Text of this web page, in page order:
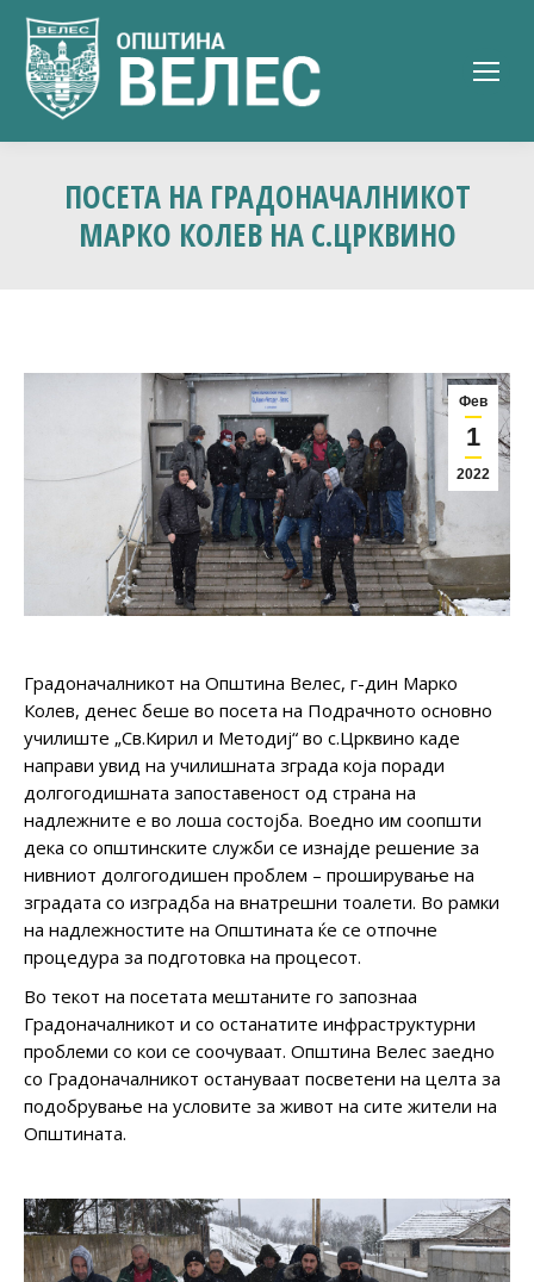
ПОСЕТА НА ГРАДОНАЧАЛНИКОТ
МАРКО КОЛЕВ НА С.ЦРКВИНО
Фев
1
2022
Градоначалникот на Општина Велес, г-дин Марко
Колев, денес беше во посета на Подрачното основно
училиште „Св.Кирил и Методиј“ во с.Црквино каде
направи увид на училишната зграда која поради
долгогодишната запоставеност од страна на
надлежните е во лоша состојба. Воедно им соопшти
дека со општинските служби се изнајде решение за
нивниот долгогодишен проблем – проширување на
зградата со изградба на внатрешни тоалети. Во рамки
на надлежностите на Општината ќе се отпочне
процедура за подготовка на процесот.
Во текот на посетата мештаните го запознаа
Градоначалникот и со останатите инфраструктурни
проблеми со кои се соочуваат. Општина Велес заедно
со Градоначалникот остануваат посветени на целта за
подобрување на условите за живот на сите жители на
Општината.